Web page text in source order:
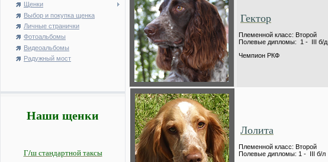
Щенки
Выбор и покупка щенка
Личные странички
Фотоальбомы
Видеоальбомы
Радужный мост
Наши щенки
Г/ш стандартной таксы
Гектор
Племенной класс: Второй
Полевые дипломы: 1 - III б/д
Чемпион РКФ
Лолита
Племенной класс: Второй
Полевые дипломы: 1 - III б/л